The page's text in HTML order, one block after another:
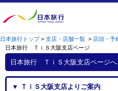
日本旅行トップ> 支店・店舗一覧 > 店頭・予
日本旅行 ＴｉＳ大阪支店ページ
日本旅行 ＴｉＳ大阪支店ページへ
▼ ＴｉＳ大阪支店よりご案内